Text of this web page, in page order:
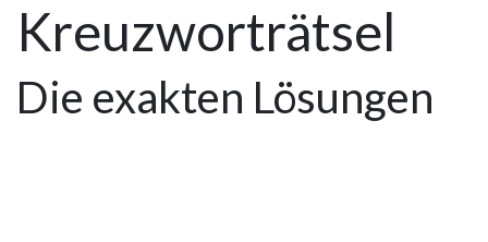
Kreuzworträtsel
Die exakten Lösungen